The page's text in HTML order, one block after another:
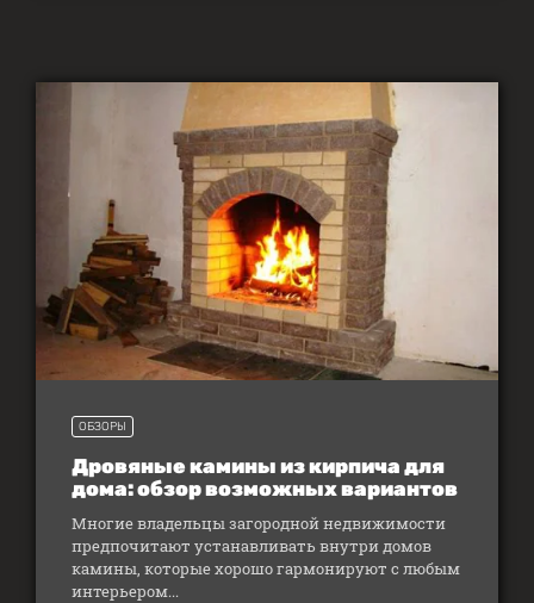
ОБЗОРЫ
Дровяные камины из кирпича для
дома: обзор возможных вариантов
Многие владельцы загородной недвижимости
предпочитают устанавливать внутри домов
камины, которые хорошо гармонируют с любым
интерьером...